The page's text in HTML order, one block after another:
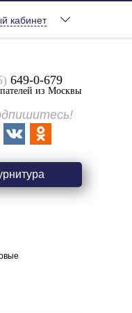
кабинет
649-0-679
из Москвы